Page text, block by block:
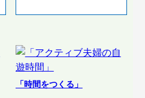
「時間をつくる」